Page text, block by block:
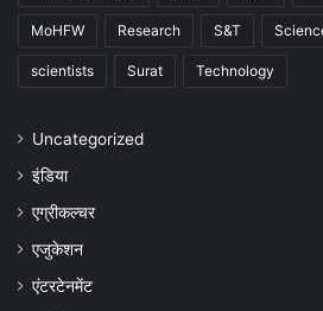
MoHFW Research S&T
scientists Surat Technology
Uncategorized
इंडिया
एग्रीकल्चर
एजुकेशन
एंटरटेनमेंट